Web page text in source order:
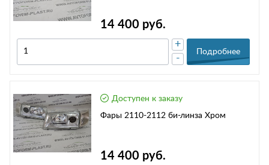
14 400 руб.
-
+
Подробнее
Доступен к заказу
Фары 2110-2112 би-линза Хром
14 400 руб.